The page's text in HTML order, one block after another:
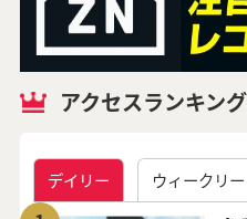
アクセスランキング
デイリー ウィークリー